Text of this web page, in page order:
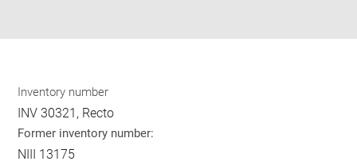
Inventory number
INV 30321, Recto
Former inventory number:
NIII 13175